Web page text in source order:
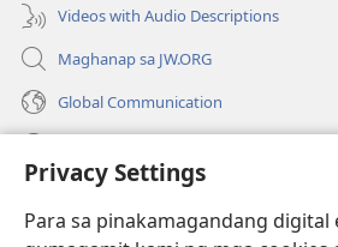
Privacy Settings
Para sa pinakamagandang digital
Videos with Audio Descriptions
Maghanap sa JW.ORG
Global Communication
(may